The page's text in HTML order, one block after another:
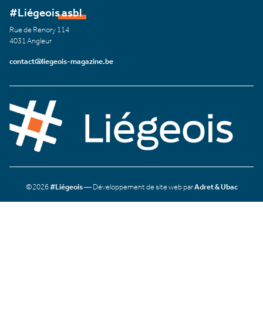
#Liégeois asbl
Rue de Renory 114
4031 Angleur
contact@liegeois-magazine.be
©2026#Liégeois— Développement de site web parAdret & Ubac